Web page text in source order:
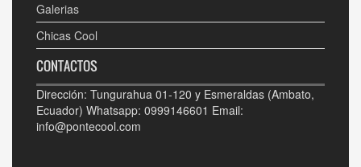
Galerias
Chicas Cool
CONTACTOS
Dirección: Tungurahua 01-120 y Esmeraldas (Ambato,
Ecuador) Whatsapp: 0999146601 Email:
info@pontecool.com